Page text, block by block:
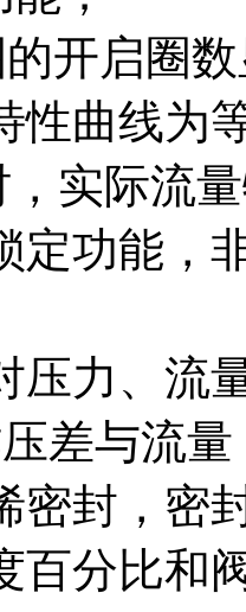
开启圈
性曲线为
，实际流
定功能，
压力、流
差与流
密封，密
百分比和